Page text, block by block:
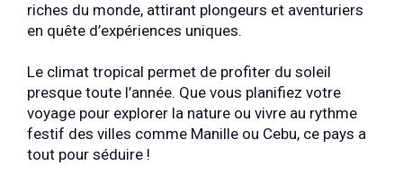
riches du monde, attirant plongeurs et aventuriers
en quête d’expériences uniques.
Le climat tropical permet de profiter du soleil
presque toute l’année. Que vous planifiez votre
voyage pour explorer la nature ou vivre au rythme
festif des villes comme Manille ou Cebu, ce pays a
tout pour séduire !